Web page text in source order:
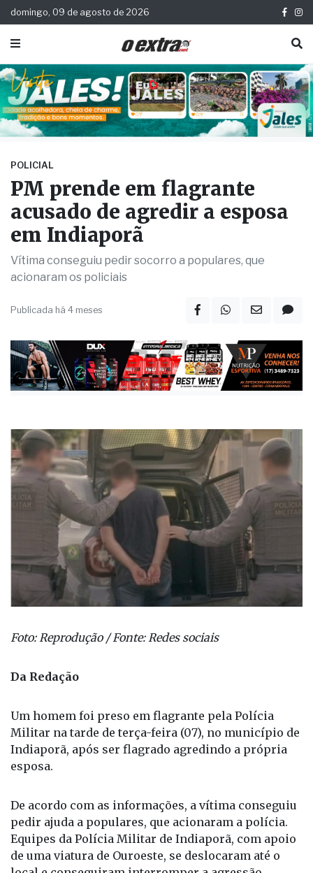
domingo, 09 de agosto de 2026
POLICIAL
PM prende em flagrante
acusado de agredir a esposa
em Indiaporã
Vítima conseguiu pedir socorro a populares, que
acionaram os policiais
Publicada há 4 meses
Foto: Reprodução / Fonte: Redes sociais
Da Redação
Um homem foi preso em flagrante pela Polícia
Militar na tarde de terça-feira (07), no município de
Indiaporã, após ser flagrado agredindo a própria
esposa.
De acordo com as informações, a vítima conseguiu
pedir ajuda a populares, que acionaram a polícia.
Equipes da Polícia Militar de Indiaporã, com apoio
de uma viatura de Ouroeste, se deslocaram até o